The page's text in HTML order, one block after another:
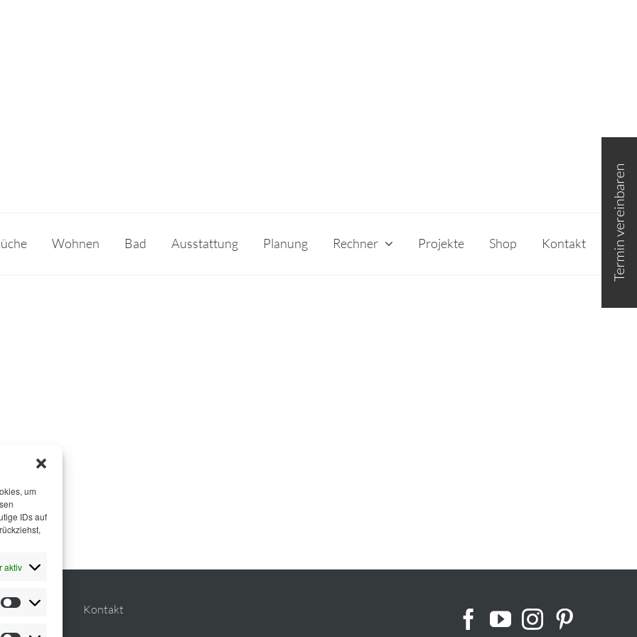
um
IDs auf
aktiv
Statistiken
Wohnen Bad Ausstattung Planung Rechner Projekte Shop Kontakt
Planung Kontakt
Area